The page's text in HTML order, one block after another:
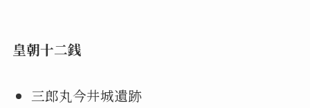
皇朝十二銭
三郎丸今井城遺跡